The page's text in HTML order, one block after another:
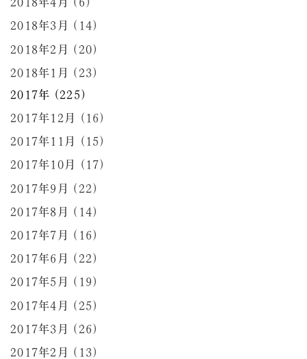
2018年4月 (6)
2018年3月 (14)
2018年2月 (20)
2018年1月 (23)
2017年 (225)
2017年12月 (16)
2017年11月 (15)
2017年10月 (17)
2017年9月 (22)
2017年8月 (14)
2017年7月 (16)
2017年6月 (22)
2017年5月 (19)
2017年4月 (25)
2017年3月 (26)
2017年2月 (13)